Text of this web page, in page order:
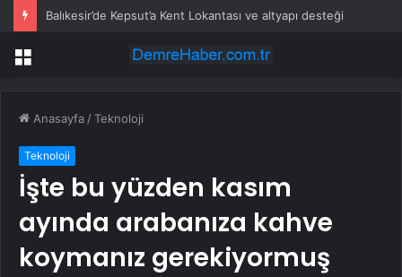
Balıkesir’de Kepsut’a Kent Lokantası ve altyapı desteği
Menü
Anasayfa /Teknoloji
Teknoloji
İşte bu yüzden kasım
ayında arabanıza kahve
koymanız gerekiyormuş